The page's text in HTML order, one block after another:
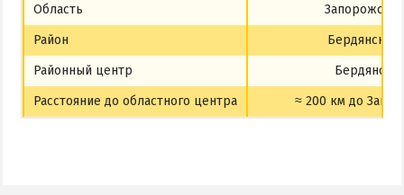
Область
Запорожская
Район
Бердянский
Районный центр
Бердянск
Расстояние до областного центра
≈ 200 км до